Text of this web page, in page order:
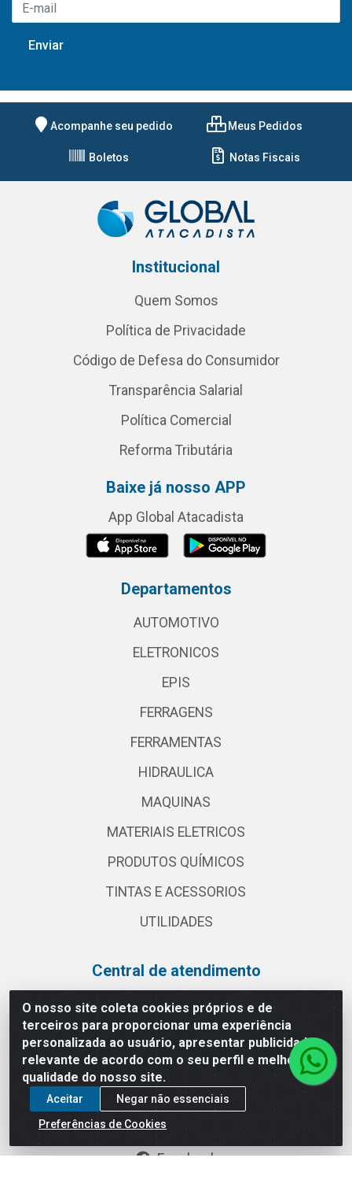
O nosso site coleta cookies próprios e de
terceiros para proporcionar uma experiência
personalizada ao usuário, apresentar publicidade
relevante de acordo com o seu perfil e melhorar a
qualidade do nosso site.
Aceitar
Negar não essenciais
Preferências de Cookies
Acompanhe seu pedido Meus Pedidos
Boletos Notas Fiscais
Institucional
Quem Somos
Política de Privacidade
Código de Defesa do Consumidor
Transparência Salarial
Política Comercial
Reforma Tributária
Baixe já nosso APP
App Global Atacadista
Departamentos
AUTOMOTIVO
ELETRONICOS
EPIS
FERRAGENS
FERRAMENTAS
HIDRAULICA
MAQUINAS
MATERIAIS ELETRICOS
PRODUTOS QUÍMICOS
TINTAS E ACESSORIOS
UTILIDADES
Central de atendimento
(11) 2030 3000
vendas@globalatacadista.com.br
Horário de atendimento: Segunda a Sexta das
07:30h às 18h.
Redes sociais
Facebook